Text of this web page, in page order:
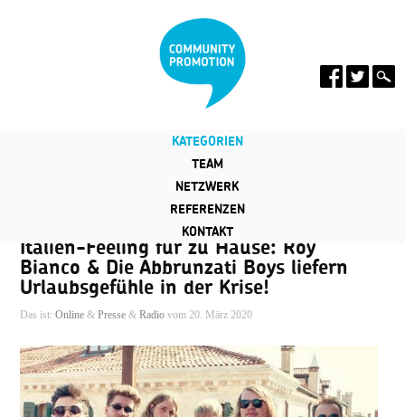
KATEGORIEN
TEAM
NETZWERK
REFERENZEN
KONTAKT
Italien-Feeling für zu Hause: Roy
Bianco & Die Abbrunzati Boys liefern
Urlaubsgefühle in der Krise!
Das ist: Online& Presse& Radiovom 20. März 2020